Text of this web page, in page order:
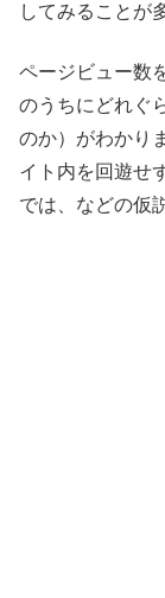
してみることが
ページビュー数
のうちにどれぐ
のか）がわかり
イト内を回遊せ
では、などの仮